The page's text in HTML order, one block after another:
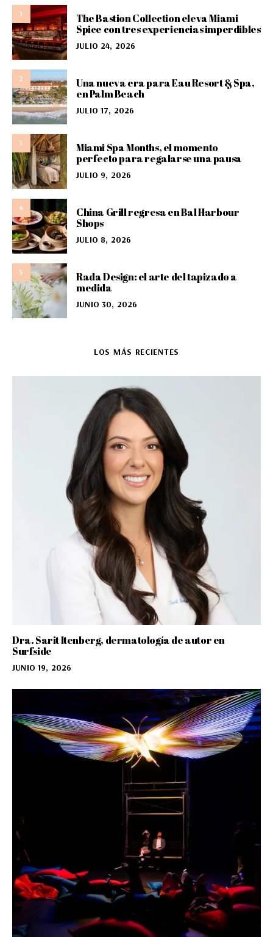
1
The Bastion Collection eleva Miami
Spice con tres experiencias imperdibles
JULIO 24, 2026
2
Una nueva era para Eau Resort & Spa,
en Palm Beach
JULIO 17, 2026
3
Miami Spa Months, el momento
perfecto para regalarse una pausa
JULIO 9, 2026
4
China Grill regresa en Bal Harbour
Shops
JULIO 8, 2026
5
Rada Design: el arte del tapizado a
medida
JUNIO 30, 2026
LOS MÁS RECIENTES
Dra. Sarit Itenberg, dermatología de autor en
Surfside
JUNIO 19, 2026